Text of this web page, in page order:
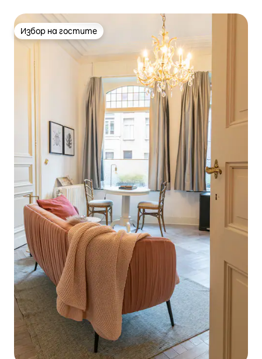
Избор на гостите
Избор на гостите